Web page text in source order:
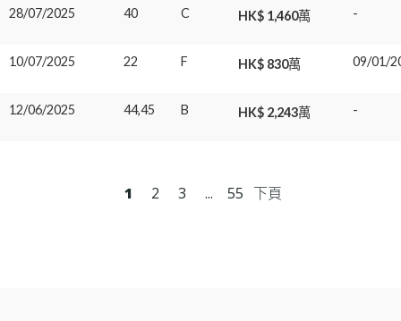
28/07/2025 40 C HK$ 1,460萬 -
10/07/2025 22 F HK$ 830萬 09/01/
12/06/2025 44,45 B HK$ 2,243萬 -
1 2 3 ... 55 下頁